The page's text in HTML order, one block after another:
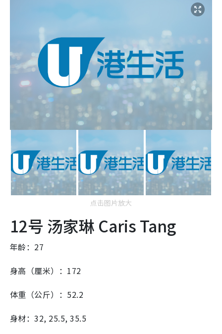
点击图片放大
12号 汤家琳 Caris Tang
年龄：27
身高（厘米）：172
体重（公斤）：52.2
身材：32, 25.5, 35.5